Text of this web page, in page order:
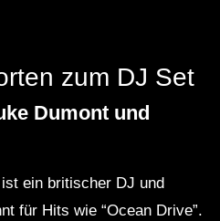
zum DJ Set
Dumont und
ein britischer DJ und
für Hits wie “Ocean Drive”.